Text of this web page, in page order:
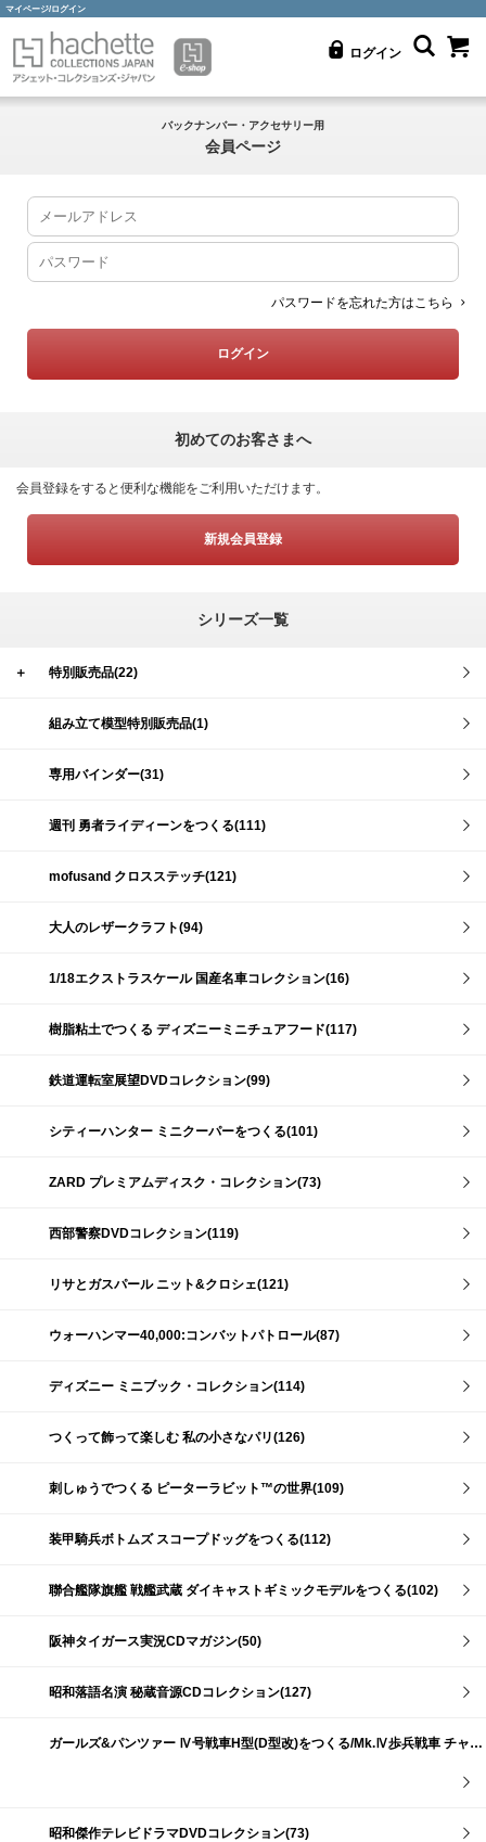
マイページ/ログイン
ログイン
バックナンバー・アクセサリー用
会員ページ
パスワードを忘れた方はこちら
初めてのお客さまへ
会員登録をすると便利な機能をご利用いただけます。
新規会員登録
シリーズ一覧
＋ 特別販売品(22)
組み立て模型特別販売品(1)
専用バインダー(31)
週刊 勇者ライディーンをつくる(111)
mofusand クロスステッチ(121)
大人のレザークラフト(94)
1/18エクストラスケール 国産名車コレクション(16)
樹脂粘土でつくる ディズニーミニチュアフード(117)
鉄道運転室展望DVDコレクション(99)
シティーハンター ミニクーパーをつくる(101)
ZARD プレミアムディスク・コレクション(73)
西部警察DVDコレクション(119)
リサとガスパール ニット&クロシェ(121)
ウォーハンマー40,000:コンバットパトロール(87)
ディズニー ミニブック・コレクション(114)
つくって飾って楽しむ 私の小さなパリ(126)
刺しゅうでつくる ピーターラビット™の世界(109)
装甲騎兵ボトムズ スコープドッグをつくる(112)
聯合艦隊旗艦 戦艦武蔵 ダイキャストギミックモデルをつくる(102)
阪神タイガース実況CDマガジン(50)
昭和落語名演 秘蔵音源CDコレクション(127)
ガールズ&パンツァー Ⅳ号戦車H型(D型改)をつくる/Mk.Ⅳ歩兵戦車 チャーチルMk.Ⅶをつくる(191)
昭和傑作テレビドラマDVDコレクション(73)